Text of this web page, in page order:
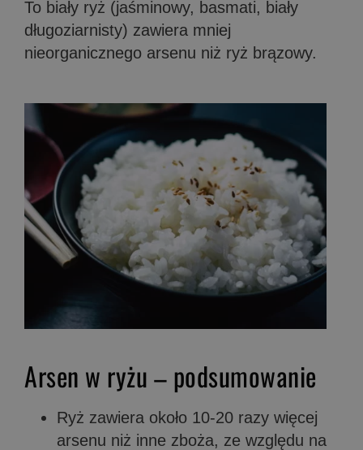
To biały ryż (jaśminowy, basmati, biały
długoziarnisty) zawiera mniej
nieorganicznego arsenu niż ryż brązowy.
Arsen w ryżu – podsumowanie
Ryż zawiera około 10-20 razy więcej
arsenu niż inne zboża, ze względu na